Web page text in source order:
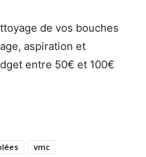
de vos bouches
aspiration et
entre 50€ et 100€
vmc